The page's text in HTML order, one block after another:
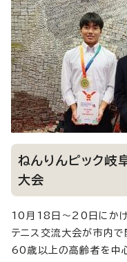
ねんりんピック
大会
10月18日～20日にかけ
テニス交流大会が市内で
60歳以上の高齢者を中